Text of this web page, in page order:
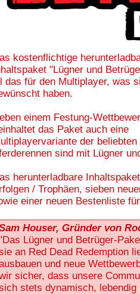
kostenflichtige
"Lügner und
das für den Multiplayer, was
haben.
einem Festung-
das Paket auch eine
der
sind mit Lügner
herunterladbare
/ Trophäen, sieben
einer neuen Bestenliste
Houser, Gründer von
Lügner und Betrüger-
an Red Dead Redemption
und neue
sicher, dass unsere
stets dynamisch,